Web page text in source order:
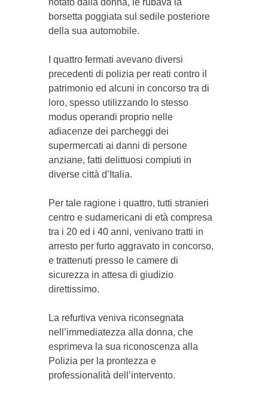
notato dalla donna, le rubava la
borsetta poggiata sul sedile posteriore
della sua automobile.
I quattro fermati avevano diversi
precedenti di polizia per reati contro il
patrimonio ed alcuni in concorso tra di
loro, spesso utilizzando lo stesso
modus operandi proprio nelle
adiacenze dei parcheggi dei
supermercati ai danni di persone
anziane, fatti delittuosi compiuti in
diverse città d’Italia.
Per tale ragione i quattro, tutti stranieri
centro e sudamericani di età compresa
tra i 20 ed i 40 anni, venivano tratti in
arresto per furto aggravato in concorso,
e trattenuti presso le camere di
sicurezza in attesa di giudizio
direttissimo.
La refurtiva veniva riconsegnata
nell’immediatezza alla donna, che
esprimeva la sua riconoscenza alla
Polizia per la prontezza e
professionalità dell’intervento.